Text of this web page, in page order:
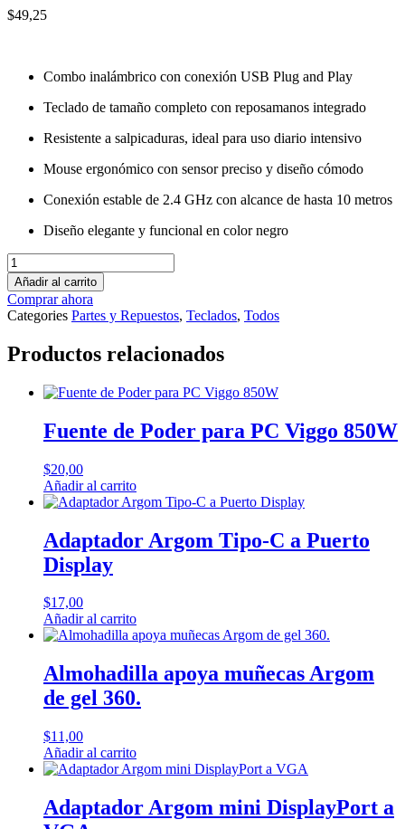
$49,25
Combo inalámbrico con conexión USB Plug and Play
Teclado de tamaño completo con reposamanos integrado
Resistente a salpicaduras, ideal para uso diario intensivo
Mouse ergonómico con sensor preciso y diseño cómodo
Conexión estable de 2.4 GHz con alcance de hasta 10 metros
Diseño elegante y funcional en color negro
Combo
Teclado-
Mouse
Logitech
MK345
Negro
Añadir al carrito
Comprar ahora
Categories Partes y Repuestos, Teclados, Todos
Productos relacionados
Fuente de Poder para PC Viggo 850W
$20,00
Añadir al carrito
Adaptador Argom Tipo-C a Puerto
Display
$17,00
Añadir al carrito
Almohadilla apoya muñecas Argom
de gel 360.
$11,00
Añadir al carrito
Adaptador Argom mini DisplayPort a